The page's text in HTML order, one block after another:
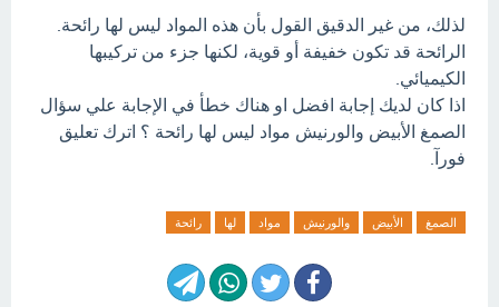
لذلك، من غير الدقيق القول بأن هذه المواد ليس لها رائحة.
الرائحة قد تكون خفيفة أو قوية، لكنها جزء من تركيبها
الكيميائي.
اذا كان لديك إجابة افضل او هناك خطأ في الإجابة علي سؤال
الصمغ الأبيض والورنيش مواد ليس لها رائحة ؟ اترك تعليق
فورآ.
الصمغ الأبيض والورنيش مواد لها رائحة